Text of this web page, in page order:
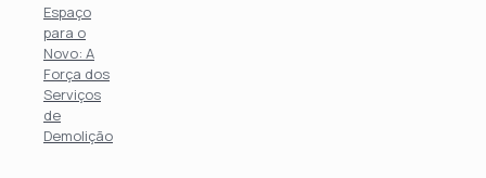
Espaço
para o
Novo: A
Força dos
Serviços
de
Demolição